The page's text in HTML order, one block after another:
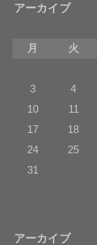
アーカイブ
月
火
3
4
10
11
17
18
24
25
31
アーカイブ